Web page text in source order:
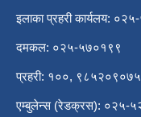
इलाका प्रहरी कार्यलय:
दमकल: ०२५-५७०१९९
प्रहरी: १००,
एम्बुलेन्स (रेडक्रस): ०२५-